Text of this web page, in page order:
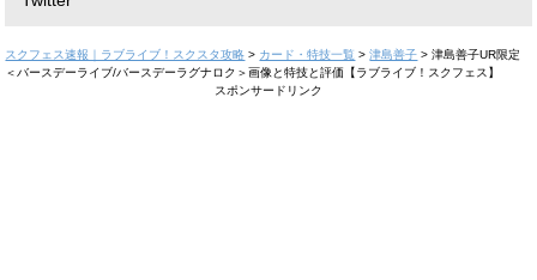
スクフェス速報｜ラブライブ！スクスタ攻略 > カード・特技一覧 >津島善子 >津島善子UR限定
＜バースデーライブ/バースデーラグナロク＞画像と特技と評価【ラブライブ！スクフェス】
スポンサードリンク